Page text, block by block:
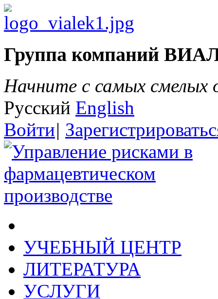
Группа компаний
Начните с самых
Русский English
Войти|
УЧЕБНЫЙ ЦЕНТР
ЛИТЕРАТУРА
УСЛУГИ